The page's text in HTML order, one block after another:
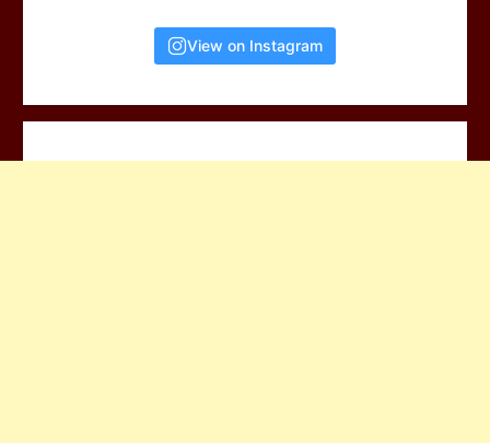
View on Instagram